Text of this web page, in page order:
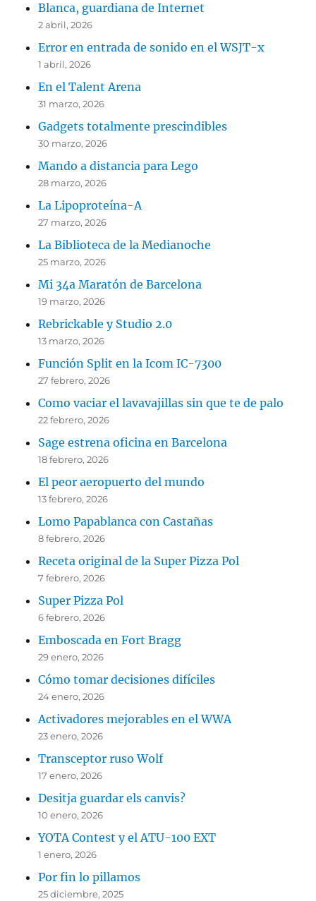
Blanca, guardiana de Internet
2 abril, 2026
Error en entrada de sonido en el WSJT-x
1 abril, 2026
En el Talent Arena
31 marzo, 2026
Gadgets totalmente prescindibles
30 marzo, 2026
Mando a distancia para Lego
28 marzo, 2026
La Lipoproteína-A
27 marzo, 2026
La Biblioteca de la Medianoche
25 marzo, 2026
Mi 34a Maratón de Barcelona
19 marzo, 2026
Rebrickable y Studio 2.0
13 marzo, 2026
Función Split en la Icom IC-7300
27 febrero, 2026
Como vaciar el lavavajillas sin que te de palo
22 febrero, 2026
Sage estrena oficina en Barcelona
18 febrero, 2026
El peor aeropuerto del mundo
13 febrero, 2026
Lomo Papablanca con Castañas
8 febrero, 2026
Receta original de la Super Pizza Pol
7 febrero, 2026
Super Pizza Pol
6 febrero, 2026
Emboscada en Fort Bragg
29 enero, 2026
Cómo tomar decisiones difíciles
24 enero, 2026
Activadores mejorables en el WWA
23 enero, 2026
Transceptor ruso Wolf
17 enero, 2026
Desitja guardar els canvis?
10 enero, 2026
YOTA Contest y el ATU-100 EXT
1 enero, 2026
Por fin lo pillamos
25 diciembre, 2025